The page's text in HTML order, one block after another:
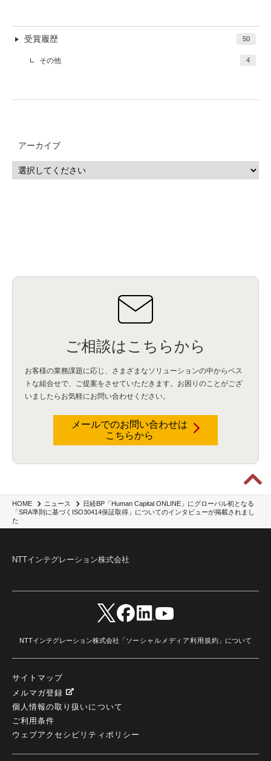
HOME ニュース
日経BP「Human Capital ONLINE」にグローバル初となる
「SRA準則に基づくISO30414保証取得」についてのインタビューが掲載されまし
た
受賞履歴 50
その他 4
アーカイブ
ご相談はこちらから
お客様の業務課題に応じ、さまざまなソリューションの中からベス
トな組合せで、
ご提案をさせていただきます。お困りのことがござ
いましたらお気軽にお問い合わせください。
メールでのお問い合わせは
こちらから
NTTインテグレーション株式会社
NTTインテグレーション株式会社「 ソーシャルメディア利用規約 」について
サイトマップ
メルマガ登録
個人情報の取り扱いについて
ご利用条件
ウェブアクセシビリティポリシー